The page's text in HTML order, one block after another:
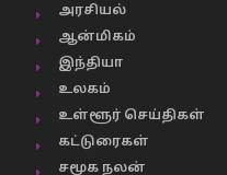
அரசியல்
ஆன்மிகம்
இந்தியா
உலகம்
உள்ளூர் செய்திகள்
கட்டுரைகள்
சமூக நலன்